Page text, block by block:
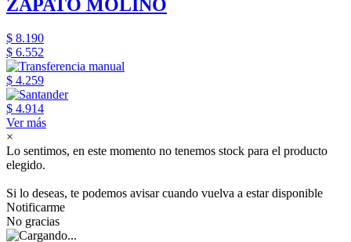
ZAPATO MOLINO
$ 8.190
$ 6.552
$ 4.259
$ 4.914
Ver más
×
Lo sentimos, en este momento no tenemos stock para el producto
elegido.
Si lo deseas, te podemos avisar cuando vuelva a estar disponible
Notificarme
No gracias